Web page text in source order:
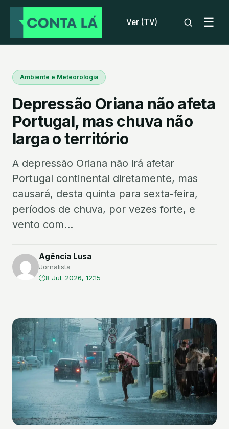
Ver (TV) ☰
Ambiente e Meteorologia
Depressão Oriana não afeta
Portugal, mas chuva não
larga o território
A depressão Oriana não irá afetar
Portugal continental diretamente, mas
causará, desta quinta para sexta-feira,
períodos de chuva, por vezes forte, e
vento com...
Agência Lusa
Jornalista
8 Jul. 2026, 12:15